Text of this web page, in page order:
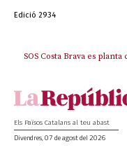
Edició 2934
SOS Costa Brava es
La memòria viva de
Els Països Catalans al teu abast
Divendres, 07 de agost del 2026